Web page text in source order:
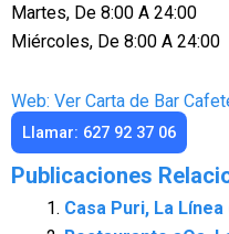
Martes, De 8:00 A 24:00
Miércoles, De 8:00 A 24:00
Web: Ver Carta de Bar
Llamar: 627 92 37 06
Publicaciones
Casa Puri, La